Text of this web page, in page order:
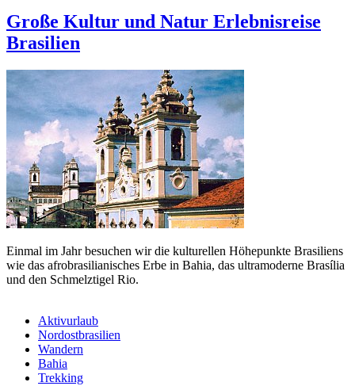
Große Kultur und Natur Erlebnisreise
Brasilien
Einmal im Jahr besuchen wir die kulturellen Höhepunkte Brasiliens
wie das afro­brasilia­nisches Erbe in Bahia, das ultramoderne Brasília
und den Schmelztigel Rio.
Aktivurlaub
Nordostbrasilien
Wandern
Bahia
Trekking